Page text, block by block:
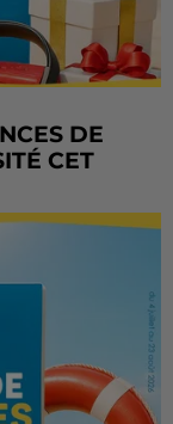
DE
CET
? Ou vous
! Chaque